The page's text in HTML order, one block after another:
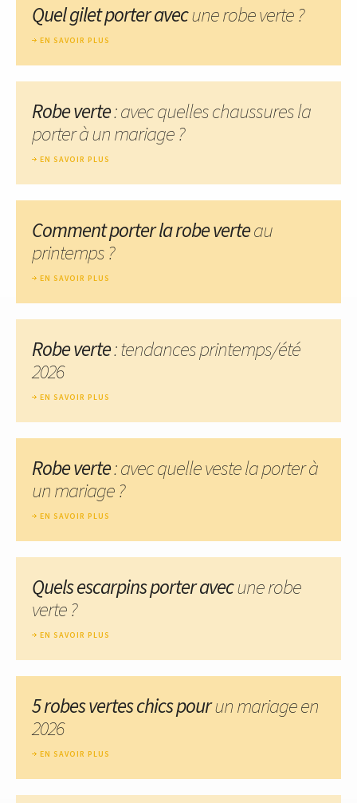
Quel gilet porter avecune robe verte ?
EN SAVOIR PLUS
Robe verte: avec quelles chaussures la
porter à un mariage ?
EN SAVOIR PLUS
Comment porter la robe verteau
printemps ?
EN SAVOIR PLUS
Robe verte: tendances printemps/été
2026
EN SAVOIR PLUS
Robe verte: avec quelle veste la porter à
un mariage ?
EN SAVOIR PLUS
Quels escarpins porter avecune robe
verte ?
EN SAVOIR PLUS
5 robes vertes chics pourun mariage en
2026
EN SAVOIR PLUS